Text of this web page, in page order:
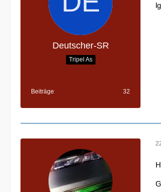
Deutscher-SR
Tripel As
Beiträge 32
lg